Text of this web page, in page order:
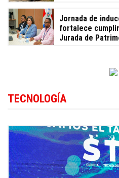
Jornada de
fortalece
Jurada de
TECNOLOGÍA